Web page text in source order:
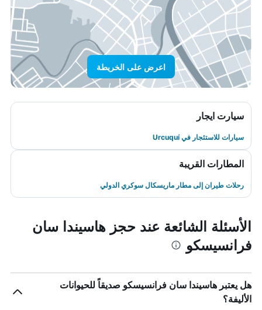
اعرض على الخريطة
سيارت ايجار
سيارات للاستئجار في Urcuquí
المطارات القريبة
رحلات طيران إلى مطار ماريسكال سوكري الدولي
الأسئلة الشائعة عند حجز هاسيندا سان
فرانسيسكو
هل يعتبر هاسيندا سان فرانسيسكو صديقاً للحيوانات
الأليفة؟